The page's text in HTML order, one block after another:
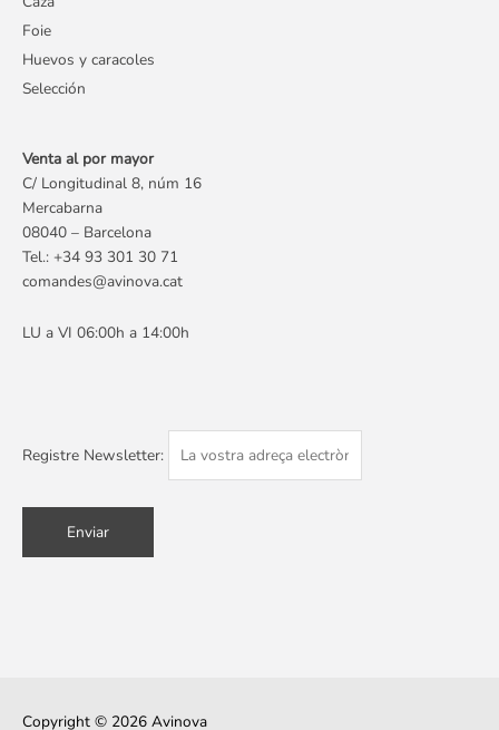
Foie
Huevos y caracoles
Selección
Venta al por mayor
C/ Longitudinal 8, núm 16
Mercabarna
08040 – Barcelona
Tel.: +34 93 301 30 71
comandes@avinova.cat
LU a VI 06:00h a 14:00h
Registre Newsletter:
Copyright © 2026 Avinova